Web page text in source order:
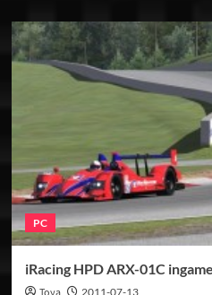
World
Rally
Championship
2
képek
PC
iRacing HPD ARX-01C
2011-07-13